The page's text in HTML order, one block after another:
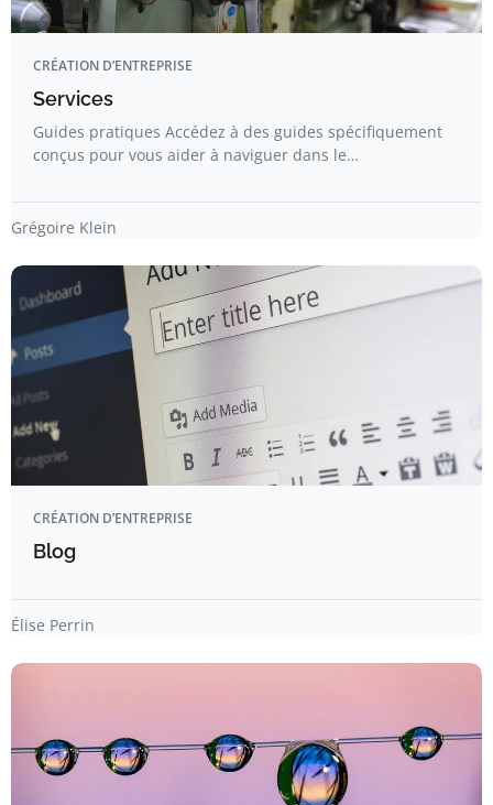
CRÉATION D’ENTREPRISE
Services
Guides pratiques Accédez à des guides spécifiquement
conçus pour vous aider à naviguer dans le…
Grégoire Klein
CRÉATION D’ENTREPRISE
Blog
Élise Perrin